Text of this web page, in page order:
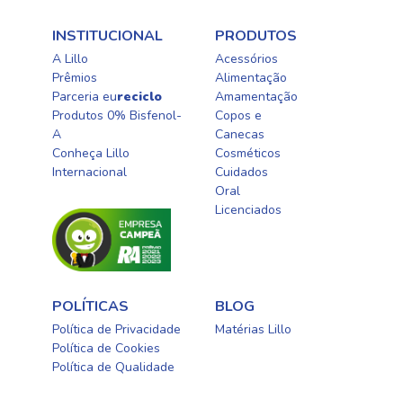
INSTITUCIONAL
A Lillo
Prêmios
Parceria eureciclo
Produtos 0% Bisfenol-
A
Conheça Lillo
Internacional
PRODUTOS
Acessórios
Alimentação
Amamentação
Copos e
Canecas
Cosméticos
Cuidados
Oral​
Licenciados​
POLÍTICAS
Política de Privacidade
Política de Cookies
Política de Qualidade
BLOG
Matérias Lillo